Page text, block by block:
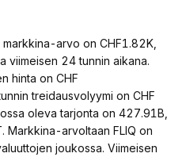
arvo on CHF1.82K,
viimeisen 24 tunnin aikana.
hinta on CHF
treidausvolyymi on CHF
oleva tarjonta on 427.91B,
Markkina-arvoltaan FLIQ on
joukossa. Viimeisen